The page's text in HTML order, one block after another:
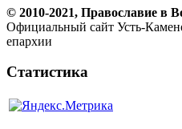
© 2010-2021, Православие в
Официальный сайт Усть-
епархии
Статистика